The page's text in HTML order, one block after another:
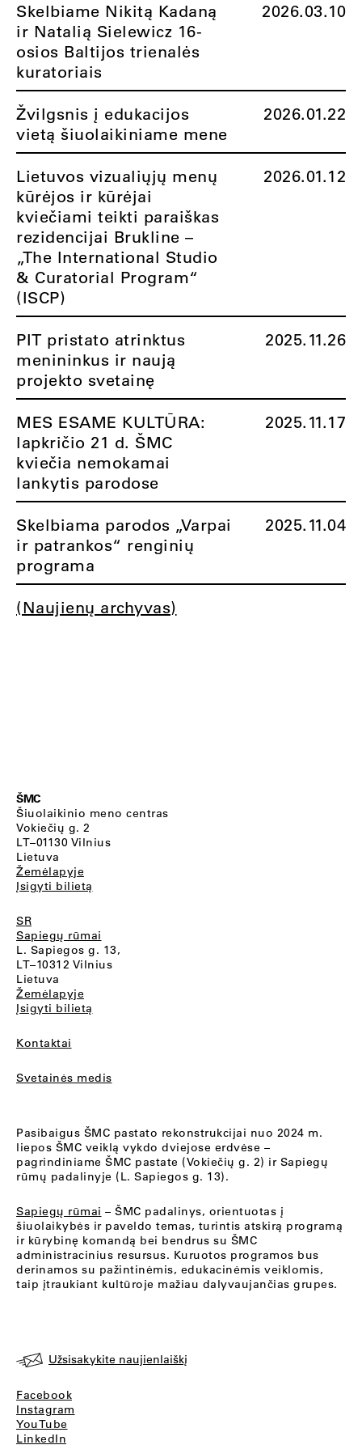
Skelbiame Nikitą Kadaną
ir Natalią Sielewicz 16-
osios Baltijos trienalės
kuratoriais
2026.03.10
Žvilgsnis į edukacijos
vietą šiuolaikiniame mene
2026.01.22
Lietuvos vizualiųjų menų
kūrėjos ir kūrėjai
kviečiami teikti paraiškas
rezidencijai Brukline –
„The International Studio
& Curatorial Program“
(ISCP)
2026.01.12
PIT pristato atrinktus
menininkus ir naują
projekto svetainę
2025.11.26
MES ESAME KULTŪRA:
lapkričio 21 d. ŠMC
kviečia nemokamai
lankytis parodose
2025.11.17
Skelbiama parodos „Varpai
ir patrankos“ renginių
programa
2025.11.04
(Naujienų archyvas)
ŠMC
Šiuolaikinio meno centras
Vokiečių g. 2
LT–01130 Vilnius
Lietuva
Žemėlapyje
Įsigyti bilietą
SR
Sapiegų rūmai
L. Sapiegos g. 13,
LT–10312 Vilnius
Lietuva
Žemėlapyje
Įsigyti bilietą
Kontaktai
Svetainės medis
Pasibaigus ŠMC pastato rekonstrukcijai nuo 2024 m.
liepos ŠMC veiklą vykdo dviejose erdvėse –
pagrindiniame ŠMC pastate (Vokiečių g. 2) ir Sapiegų
rūmų padalinyje (L. Sapiegos g. 13).
Sapiegų rūmai – ŠMC padalinys, orientuotas į
šiuolaikybės ir paveldo temas, turintis atskirą programą
ir kūrybinę komandą bei bendrus su ŠMC
administracinius resursus. Kuruotos programos bus
derinamos su pažintinėmis, edukacinėmis veiklomis,
taip įtraukiant kultūroje mažiau dalyvaujančias grupes.
Užsisakykite naujienlaiškį
Facebook
Instagram
YouTube
LinkedIn